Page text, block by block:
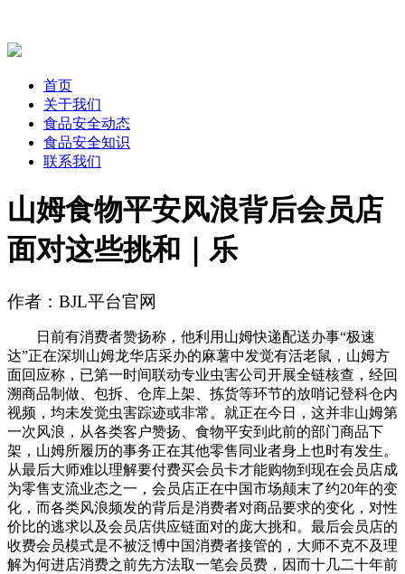
首页
关于我们
食品安全动态
食品安全知识
联系我们
山姆食物平安风浪背后会员店
面对这些挑和｜乐
作者：BJL平台官网
日前有消费者赞扬称，他利用山姆快递配送办事“极速
达”正在深圳山姆龙华店采办的麻薯中发觉有活老鼠，山姆方
面回应称，已第一时间联动专业虫害公司开展全链核查，经回
溯商品制做、包拆、仓库上架、拣货等环节的放哨记登科仓内
视频，均未发觉虫害踪迹或非常。就正在今日，这并非山姆第
一次风浪，从各类客户赞扬、食物平安到此前的部门商品下
架，山姆所履历的事务正在其他零售同业者身上也时有发生。
从最后大师难以理解要付费买会员卡才能购物到现在会员店成
为零售支流业态之一，会员店正在中国市场颠末了约20年的变
化，而各类风浪频发的背后是消费者对商品要求的变化，对性
价比的逃求以及会员店供应链面对的庞大挑和。最后会员店的
收费会员模式是不被泛博中国消费者接管的，大师不克不及理
解为何进店消费之前先方法取一笔会员费，因而十几二十年前